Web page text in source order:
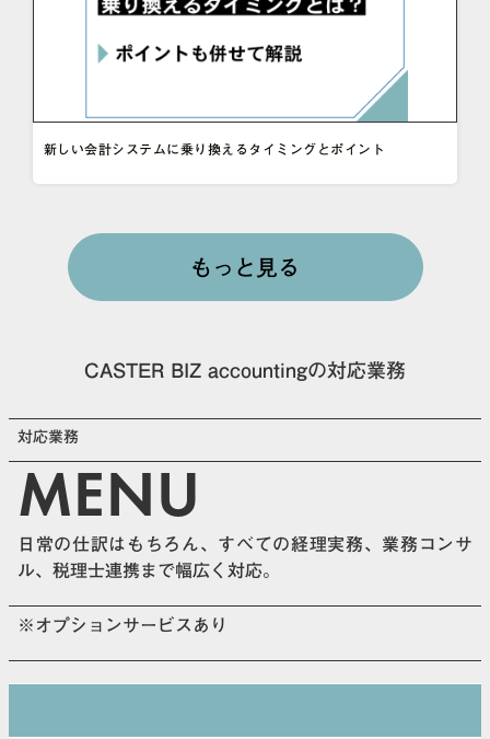
新しい会計システムに乗り換えるタイミングとポイント
もっと見る
CASTER BIZ accountingの対応業務
対応業務
MENU
日常の仕訳はもちろん、すべての経理実務、業務コンサ
ル、税理士連携まで幅広く対応。
※オプションサービスあり